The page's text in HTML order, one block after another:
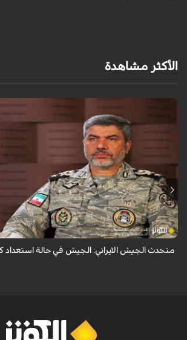
الأكثر مشاهدة
قال المتحدث باسم الجيش الإيراني العميد محمد
الإسلامية الإيرانية في حالة استعداد تام.
متحدث الجيش الايراني: الجيش في حالة استعداد